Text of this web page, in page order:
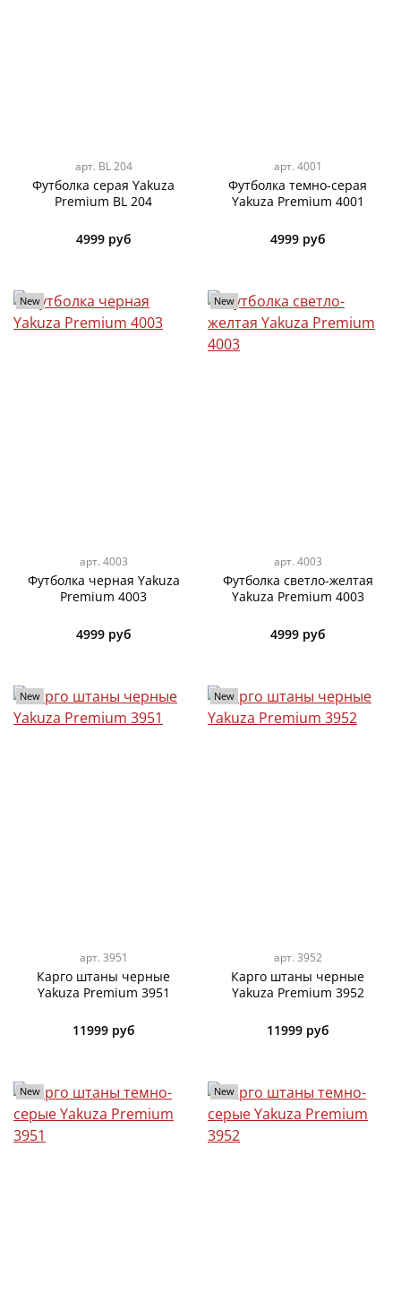
арт. BL 204
Футболка серая Yakuza
Premium BL 204
4999 руб
арт. 4001
Футболка темно-серая
Yakuza Premium 4001
4999 руб
New
арт. 4003
Футболка черная Yakuza
Premium 4003
4999 руб
New
арт. 4003
Футболка светло-желтая
Yakuza Premium 4003
4999 руб
New
арт. 3951
Карго штаны черные
Yakuza Premium 3951
11999 руб
New
арт. 3952
Карго штаны черные
Yakuza Premium 3952
11999 руб
New New